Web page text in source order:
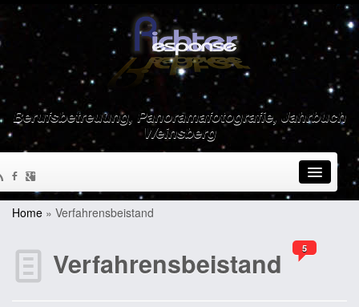
Berufsbetreuung, Panoramafotografie, Jahrbuch
Weinsberg
Home » Verfahrensbeistand
Verfahrensbeistand 5